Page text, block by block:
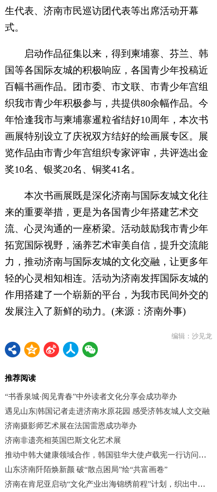
生代表、济南市民巡访团代表等出席活动开幕
式。
启动作品征集以来，得到柬埔寨、芬兰、韩
国等各国际友城的积极响应，各国青少年投稿近
百幅书画作品。团市委、市文联、市青少年宫组
织我市青少年积极参与，共提供80余幅作品。今
年恰逢我市与柬埔寨暹粒省结好10周年，本次书
画展特别设立了庆祝双方结好的绘画展专区。展
览作品由市青少年宫组织专家评审，共评选出金
奖10名、银奖20名、铜奖41名。
本次书画展既是深化济南与国际友城文化往
来的重要举措，更是为各国青少年搭建艺术交
流、心灵沟通的一座桥梁。活动鼓励我市青少年
拓宽国际视野，涵养艺术审美自信，提升交流能
力，推动济南与国际友城的文化交融，让更多年
轻的心灵相知相连。活动为济南发挥国际友城的
作用搭建了一个崭新的平台，为我市民间外交的
发展注入了新鲜的动力。(来源：济南外事)
编辑：沙见龙
推荐阅读
“书香泉城·阅见青春”中外读者文化分享会成功举办
遇见山东|韩国记者走进济南水原花园 感受济韩友城人文交融
济南摄影师艺术展在法国雷恩成功举办
济南非遗亮相英国巴斯文化艺术展
推动中韩大健康领域合作，韩国驻华大使卢载宪一行访问济南国际医学中心
山东济南阡陌焕新颜 破“散点困局”绘“共富画卷”
济南在肯尼亚启动“文化产业出海锦绣前程”计划，织出中非合作新纽带